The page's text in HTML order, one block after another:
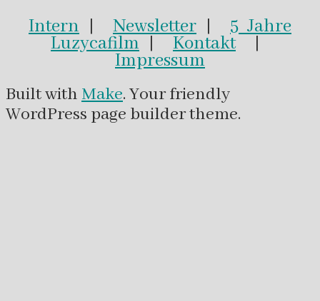
Intern | Newsletter | 5 Jahre
Luzycafilm | Kontakt|
Impressum
Built with Make. Your friendly
WordPress page builder theme.